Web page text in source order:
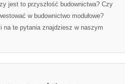
jest to przyszłość budownictwa? Czy
w budownictwo modułowe?
na te pytania znajdziesz w naszym